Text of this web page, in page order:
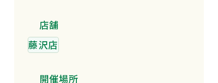
店舗
藤沢店
開催場所